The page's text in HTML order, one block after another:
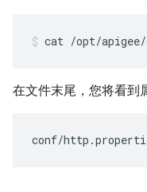
cat /opt/apigee/
在文件末尾，您将看到
conf/